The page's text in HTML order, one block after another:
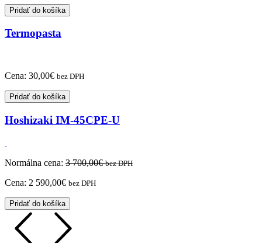
Pridať do košíka
Termopasta
Cena: 30,00€ bez DPH
Pridať do košíka
Hoshizaki IM-45CPE-U
Normálna cena: 3 700,00€ bez DPH
Cena: 2 590,00€ bez DPH
Pridať do košíka